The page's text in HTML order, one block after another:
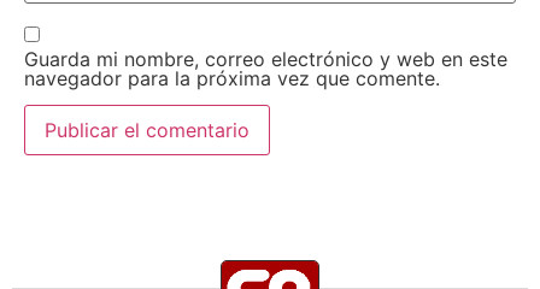
Guarda mi nombre, correo electrónico y web en este
navegador para la próxima vez que comente.